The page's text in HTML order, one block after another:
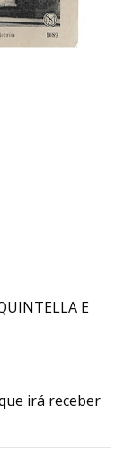
E
irá receber